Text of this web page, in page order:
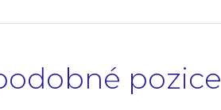
pozice